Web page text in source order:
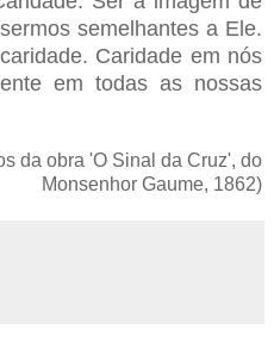
semelhantes a Ele.
Caridade em nós
em todas as nossas
da obra 'O Sinal da Cruz', do
Monsenhor Gaume, 1862)